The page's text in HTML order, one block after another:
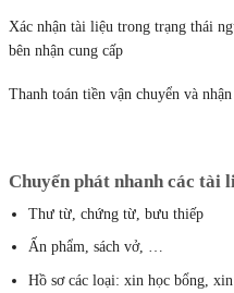
Xác nhận tài liệu trong trạng thái
bên nhận cung cấp
Thanh toán tiền vận chuyển và
Chuyển phát nhanh các tài
Thư từ, chứng từ, bưu thiếp
Ấn phẩm, sách vở, …
Hồ sơ các loại: xin học bổng,